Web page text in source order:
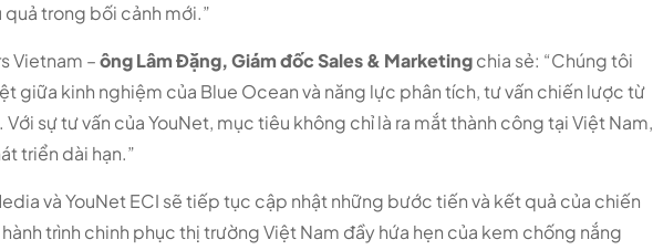
trong bối cảnh mới.”
Vietnam –ông Lâm Đặng, Giám đốc Sales & Marketingchia sẻ: “Chúng tôi
giữa kinh nghiệm của Blue Ocean và năng lực phân tích, tư vấn chiến lược từ
Với sự tư vấn của YouNet, mục tiêu không chỉ là ra mắt thành công tại Việt Nam,
triển dài hạn.”
và YouNet ECI sẽ tiếp tục cập nhật những bước tiến và kết quả của chiến
trình chinh phục thị trường Việt Nam đầy hứa hẹn của kem chống nắng